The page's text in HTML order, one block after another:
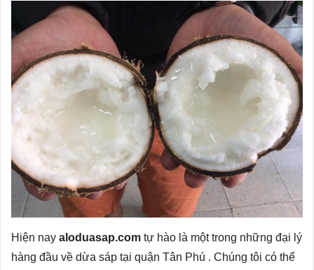
Hiện nay aloduasap.com tự hào là một trong những đại lý
hàng đầu về dừa sáp tại quận Tân Phú . Chúng tôi có thể